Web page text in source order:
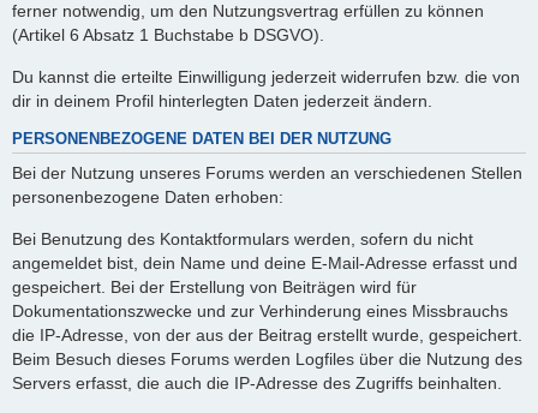
ferner notwendig, um den Nutzungsvertrag erfüllen zu können
(Artikel 6 Absatz 1 Buchstabe b DSGVO).
Du kannst die erteilte Einwilligung jederzeit widerrufen bzw. die von
dir in deinem Profil hinterlegten Daten jederzeit ändern.
PERSONENBEZOGENE DATEN BEI DER NUTZUNG
Bei der Nutzung unseres Forums werden an verschiedenen Stellen
personenbezogene Daten erhoben:
Bei Benutzung des Kontaktformulars werden, sofern du nicht
angemeldet bist, dein Name und deine E-Mail-Adresse erfasst und
gespeichert. Bei der Erstellung von Beiträgen wird für
Dokumentationszwecke und zur Verhinderung eines Missbrauchs
die IP-Adresse, von der aus der Beitrag erstellt wurde, gespeichert.
Beim Besuch dieses Forums werden Logfiles über die Nutzung des
Servers erfasst, die auch die IP-Adresse des Zugriffs beinhalten.